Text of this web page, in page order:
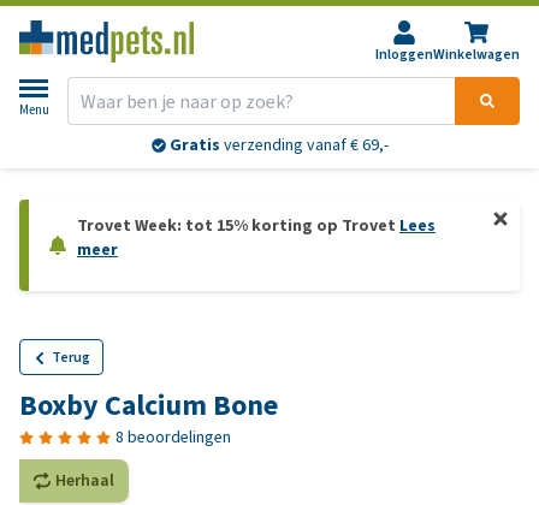
InloggenWinkelwagen
Menu
Gratis verzending vanaf € 69,-
Trovet Week: tot 15% korting op Trovet Lees
meer
Terug
Boxby Calcium Bone
8 beoordelingen
Herhaal